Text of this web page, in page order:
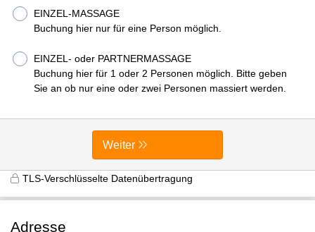
EINZEL-MASSAGE
Buchung hier nur für eine Person möglich.
EINZEL- oder PARTNERMASSAGE
Buchung hier für 1 oder 2 Personen möglich. Bitte geben
Sie an ob nur eine oder zwei Personen massiert werden.
Weiter
TLS-Verschlüsselte Datenübertragung
Adresse